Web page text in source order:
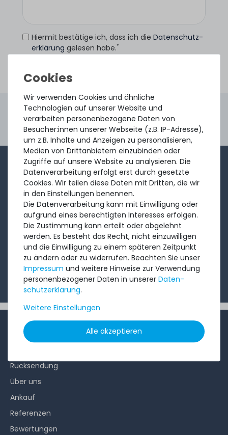
Hiermit bestätige ich, dass ich die Daten­schutz­
erklärung gelesen habe.*
4.96 /5.00aus8.500Bewertungen
Gebraucht. Geprüft. Geliefert.
1-2x im Monat sendet André aus dem Vertriebsteam
eine kurze, knackige Mail mit Angeboten, neu
eingetroffenen Produkten und Informationen, die Sie
interessieren könnten. Probieren Sie's!
Abonnieren
Ich möchte Ihren Newsletter erhalten und akzeptiere
dieDatenschutzerklärung.
Wir verwenden Cookies und ähnliche
Technologien auf unserer Website und
verarbeiten personenbezogene Daten von
Besucher:innen unserer Webseite (z.B. IP-Adresse),
um z.B. Inhalte und Anzeigen zu personalisieren,
Medien von Drittanbietern einzubinden oder
Zugriffe auf unsere Website zu analysieren. Die
Datenverarbeitung erfolgt erst durch gesetzte
Cookies. Wir teilen diese Daten mit Dritten, die wir
in den Einstellungen benennen.
Die Datenverarbeitung kann mit Einwilligung oder
aufgrund eines berechtigten Interesses erfolgen.
Die Zustimmung kann erteilt oder abgelehnt
werden. Es besteht das Recht, nicht einzuwilligen
und die Einwilligung zu einem späteren Zeitpunkt
zu ändern oder zu widerrufen. Beachten Sie unser
Impressum und weitere Hinweise zur Verwendung
personenbezogener Daten in unserer Daten­
schutz­erklärung.
Weitere Einstellungen
Alle akzeptieren
INFORMATIONEN
Rücksendung
Über uns
Ankauf
Referenzen
Bewertungen